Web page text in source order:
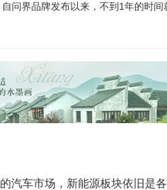
问界品牌发布以来，不到1年的时间
汽车市场，新能源板块依旧是